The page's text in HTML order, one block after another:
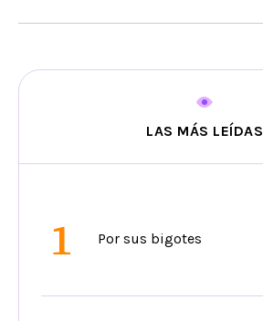
LAS MÁS LEÍDAS
1 Por sus bigotes